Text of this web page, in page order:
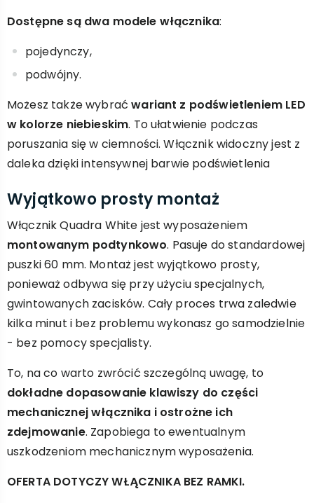
Dostępne są dwa modele włącznika:
pojedynczy,
podwójny.
Możesz także wybraćwariant z podświetleniem LED
w kolorze niebieskim. To ułatwienie podczas
poruszania się w ciemności. Włącznik widoczny jest z
daleka dzięki intensywnej barwie podświetlenia
Wyjątkowo prosty montaż
Włącznik Quadra White jest wyposażeniem
montowanym podtynkowo. Pasuje do standardowej
puszki 60 mm. Montaż jest wyjątkowo prosty,
ponieważ odbywa się przy użyciu specjalnych,
gwintowanych zacisków. Cały proces trwa zaledwie
kilka minut i bez problemu wykonasz go samodzielnie
- bez pomocy specjalisty.
To, na co warto zwrócić szczególną uwagę, to
dokładne dopasowanie klawiszy do części
mechanicznej włącznika i ostrożne ich
zdejmowanie. Zapobiega to ewentualnym
uszkodzeniom mechanicznym wyposażenia.
OFERTA DOTYCZY WŁĄCZNIKA BEZ RAMKI.